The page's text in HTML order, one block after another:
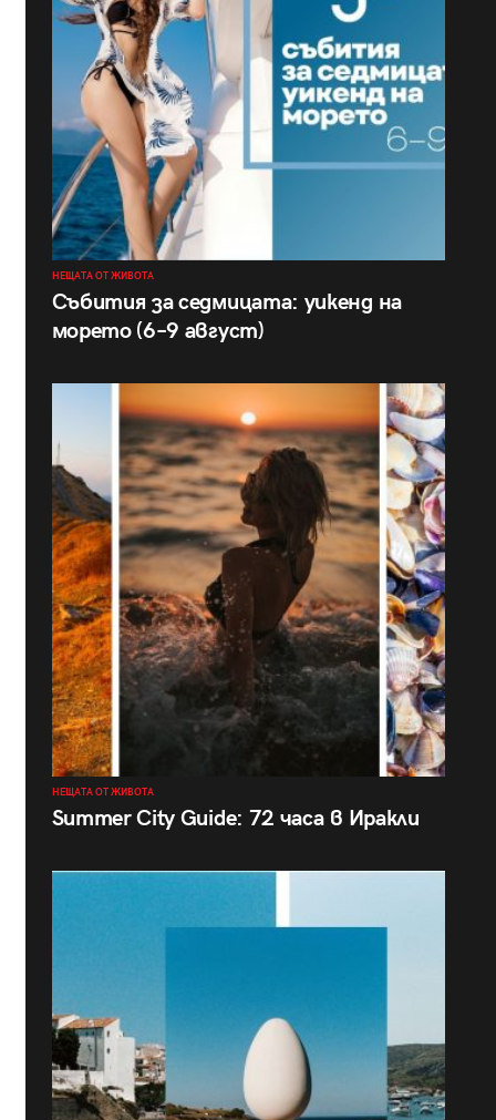
НЕЩАТА ОТ ЖИВОТА
Събития за седмицата: уикенд на
морето (6–9 август)
НЕЩАТА ОТ ЖИВОТА
Summer City Guide: 72 часа в Иракли